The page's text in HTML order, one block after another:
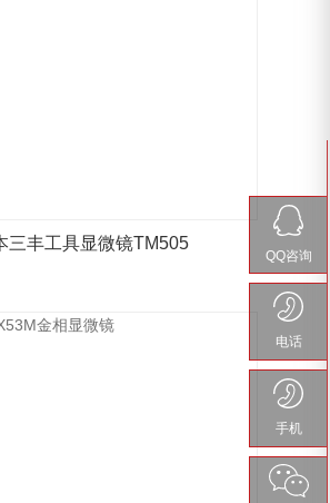
三丰工具显微镜TM505
QQ咨询
电话
手机